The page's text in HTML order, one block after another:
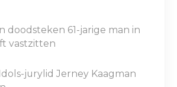
doodsteken 61-jarige man in
vastzitten
jurylid Jerney Kaagman